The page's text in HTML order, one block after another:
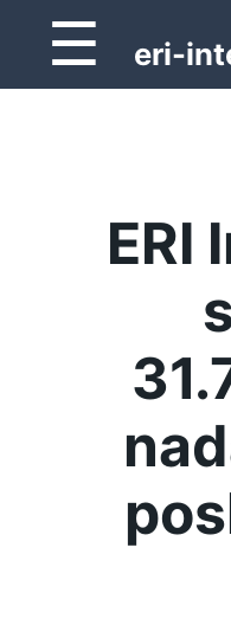
☰ eri-
ERI